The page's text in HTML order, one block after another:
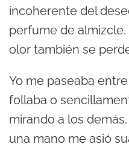
incoherente del
perfume de
olor también se
Yo me paseaba
follaba o
mirando a los
una mano me asió